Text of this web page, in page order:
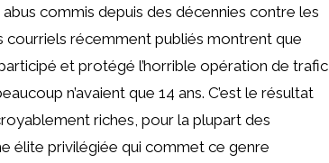
commis depuis des décennies contre les
courriels récemment publiés montrent que
et protégé l’horrible opération de trafic
n’avaient que 14 ans. C’est le résultat
riches, pour la plupart des
élite privilégiée qui commet ce genre